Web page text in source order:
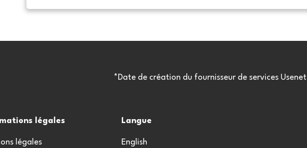
*Date de création du fournisseur de services Usenet
légales
légales
Langue
English